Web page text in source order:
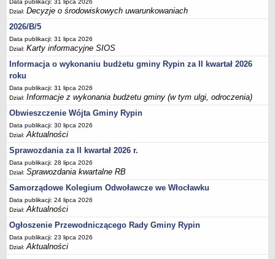
PRAWO LOKALNE
Statut
Strategia rozwoju
Uchwały
Projekty uchwał
Protokoły
Imienne wykazy głosowań radnych
Postać dokumentów
Akty Prawne, Dzienniki Ustaw, Monitory Polskie
Prawo miejscowe
Zarządzenia
Studium uwarunkowań i kierunków zagospodarowania
przestrzennego
Dane przestrzenne - MPZP
Stałe obwody głosowania, numery, granice oraz siedziby
obwodowych komisji wyborczych, opis granic okręgów wyborczych
Plan ogólny gminy Rypin
Data publikacji: 31 lipca 2026
Dział:Decyzje o środowiskowych uwarunkowaniach
2026/B/5
Data publikacji: 31 lipca 2026
Dział:Karty informacyjne SIOS
Informacja o wykonaniu budżetu gminy Rypin za II kwartał 2026
roku
Data publikacji: 31 lipca 2026
Dział:Informacje z wykonania budżetu gminy (w tym ulgi, odroczenia)
Obwieszczenie Wójta Gminy Rypin
Data publikacji: 30 lipca 2026
Dział:Aktualności
Sprawozdania za II kwartał 2026 r.
Data publikacji: 28 lipca 2026
Dział:Sprawozdania kwartalne RB
Samorządowe Kolegium Odwoławcze we Włocławku
Data publikacji: 24 lipca 2026
Dział:Aktualności
Ogłoszenie Przewodniczącego Rady Gminy Rypin
Data publikacji: 23 lipca 2026
Dział:Aktualności